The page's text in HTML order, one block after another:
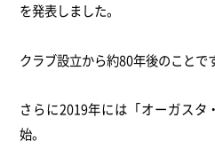
を発表しました。
クラブ設立から約80年後のことで
さらに2019年には「オーガス
始。